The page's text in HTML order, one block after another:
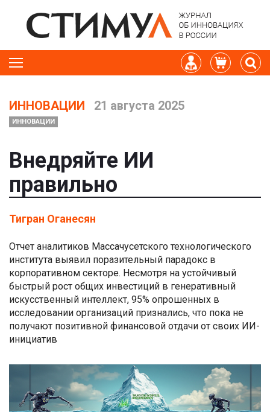
ИННОВАЦИИ 21 августа 2025
ИННОВАЦИИ
Внедряйте ИИ
правильно
Тигран Оганесян
Отчет аналитиков Массачусетского технологического
института выявил поразительный парадокс в
корпоративном секторе. Несмотря на устойчивый
быстрый рост общих инвестиций в генеративный
искусственный интеллект, 95% опрошенных в
исследовании организаций признались, что пока не
получают позитивной финансовой отдачи от своих ИИ-
инициатив